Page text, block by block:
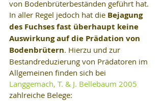
von Bodenbrüterbeständen geführt hat.
In aller Regel jedoch hat die Bejagung
des Fuchses fast überhaupt keine
Auswirkung auf die Prädation von
Bodenbrütern. Hierzu und zur
Bestandreduzierung von Prädatoren im
Allgemeinen finden sich bei
Langgemach, T. & J. Bellebaum 2005
zahlreiche Belege: